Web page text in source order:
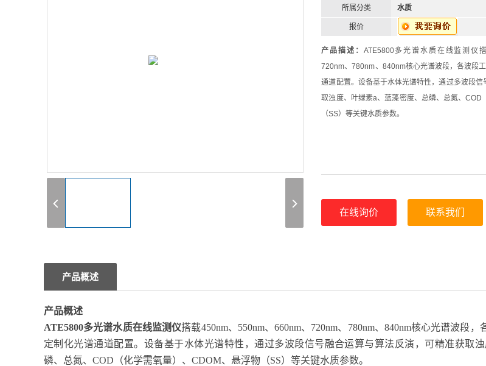
所属分类 水质
报价
产品描述： ATE5800多光谱水质在线监测仪
720nm、780nm、840nm核心光谱波段，各波段
通道配置。设备基于水体光谱特性，通过多波段
取浊度、叶绿素a、蓝藻密度、总磷、总氮、COD
（SS）等关键水质参数。
在线询价 联系我们
产品概述
产品概述
ATE5800多光谱水质在线监测仪搭载450nm、550nm、660nm、720nm、780nm、840nm核心光谱波段
定制化光谱通道配置。设备基于水体光谱特性，通过多波段信号融合运算与算法反演，可精准获取
磷、总氮、COD（化学需氧量）、CDOM、悬浮物（SS）等关键水质参数。